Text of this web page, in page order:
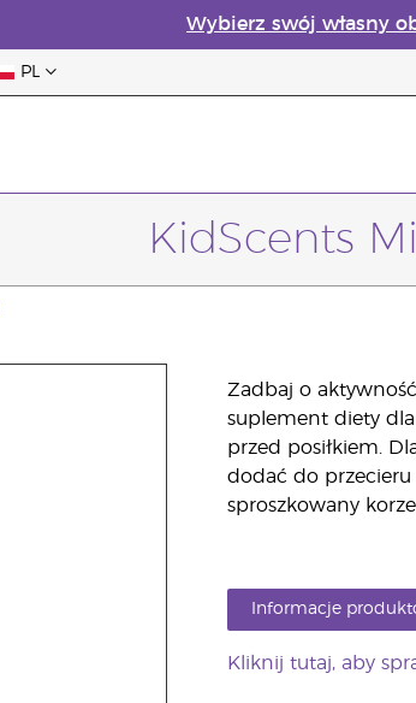
Wybierz swój własny
PL
KidScents
Zadbaj o
suplement diety dla
przed posiłkiem.
dodać do
sproszkowany
Informacje
Kliknij tutaj, aby